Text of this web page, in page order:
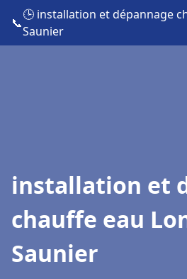
📞
🕒 installation et dépannage
Saunier
installation et
chauffe eau
Saunier